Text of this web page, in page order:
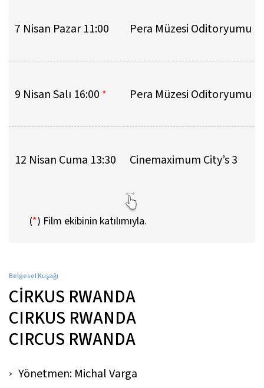
7 Nisan Pazar 11:00 Pera Müzesi Oditoryumu
9 Nisan Salı 16:00 * Pera Müzesi Oditoryumu
12 Nisan Cuma 13:30 Cinemaximum City’s 3
(*) Film ekibinin katılımıyla.
Belgesel Kuşağı
CİRKUS RWANDA
CIRKUS RWANDA
CIRCUS RWANDA
Yönetmen: Michal Varga